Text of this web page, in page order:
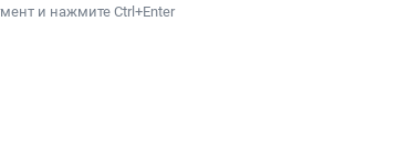
и нажмите Ctrl+Enter